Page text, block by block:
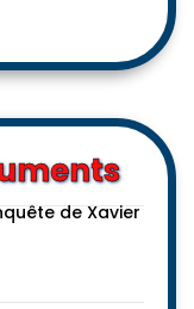
de Xavier